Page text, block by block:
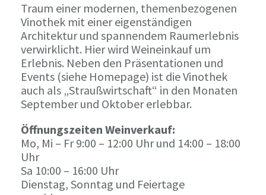
Traum einer modernen, themenbezogenen
Vinothek mit einer eigenständigen
Architektur und spannendem Raumerlebnis
verwirklicht. Hier wird Weineinkauf um
Erlebnis. Neben den Präsentationen und
Events (siehe Homepage) ist die Vinothek
auch als „Straußwirtschaft“ in den Monaten
September und Oktober erlebbar.
Öffnungszeiten Weinverkauf:
Mo, Mi – Fr 9:00 – 12:00 Uhr und 14:00 – 18:00
Uhr
Sa 10:00 – 16:00 Uhr
Dienstag, Sonntag und Feiertage